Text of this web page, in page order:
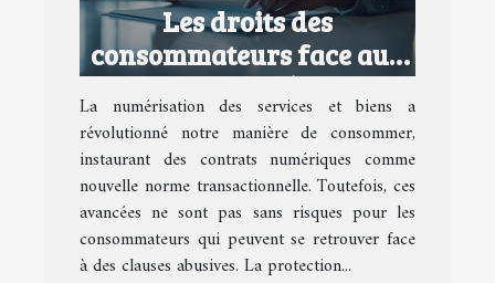
Les droits des
consommateurs face aux
contrats numériques
abusifs
La numérisation des services et biens a
révolutionné notre manière de consommer,
instaurant des contrats numériques comme
nouvelle norme transactionnelle. Toutefois, ces
avancées ne sont pas sans risques pour les
consommateurs qui peuvent se retrouver face
à des clauses abusives. La protection...